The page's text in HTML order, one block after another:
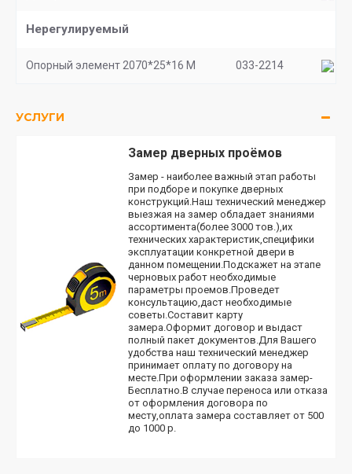
Нерегулируемый
Опорный элемент 2070*25*16 M 033-2214
УСЛУГИ
Замер дверных проёмов
Замер - наиболее важный этап работы
при подборе и покупке дверных
конструкций.Наш технический менеджер
выезжая на замер обладает знаниями
ассортимента(более 3000 тов.),их
технических характеристик,специфики
эксплуатации конкретной двери в
данном помещении.Подскажет на этапе
черновых работ необходимые
параметры проемов.Проведет
консультацию,даст необходимые
советы.Составит карту
замера.Оформит договор и выдаст
полный пакет документов.Для Вашего
удобства наш технический менеджер
принимает оплату по договору на
месте.При оформлении заказа замер-
Бесплатно.В случае переноса или отказа
от оформления договора по
месту,оплата замера составляет от 500
до 1000 р.